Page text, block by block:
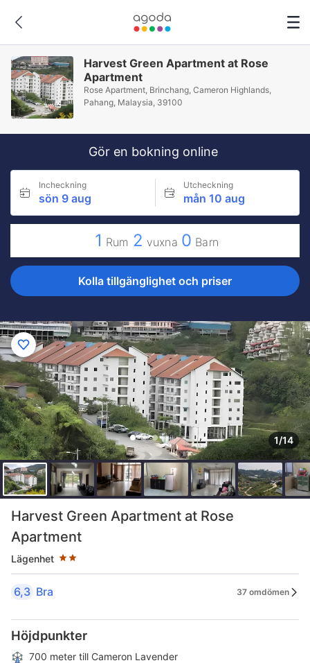
Harvest Green Apartment at Rose
Apartment
Rose Apartment, Brinchang, Cameron Highlands,
Pahang, Malaysia, 39100
Gör en bokning online
Incheckning
sön 9 aug
Utcheckning
mån 10 aug
1 Rum 2 vuxna 0 Barn
Kolla tillgänglighet och priser
1/14
Harvest Green Apartment at Rose
Apartment
Lägenhet
Stjärnklassificering: 2 stjärnor
6,3 Bra 37 omdömen
Höjdpunkter
700 meter till Cameron Lavender